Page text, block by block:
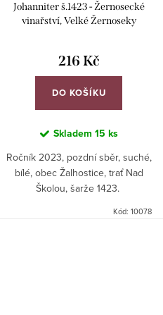
Johanniter š.1423 - Žernosecké
vinařství, Velké Žernoseky
216 Kč
DO KOŠÍKU
Skladem 15 ks
Ročník 2023, pozdní sběr, suché,
bílé, obec Žalhostice, trať Nad
Školou, šarže 1423.
Kód: 10078